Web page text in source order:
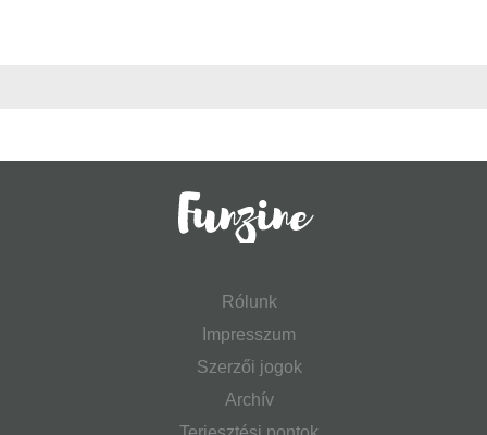
Rólunk
Impresszum
Szerzői jogok
Archív